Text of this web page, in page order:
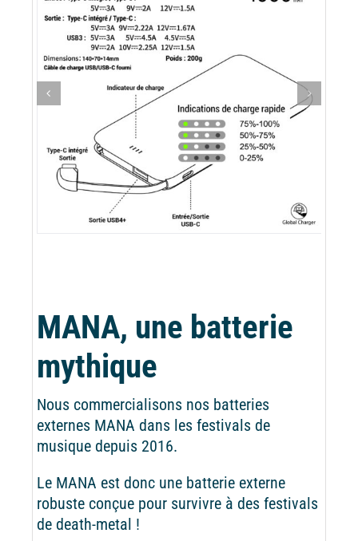
MANA, une batterie
mythique
Nous commercialisons nos batteries
externes MANA dans les festivals de
musique depuis 2016.
Le MANA est donc une batterie externe
robuste conçue pour survivre à des festivals
de death-metal !